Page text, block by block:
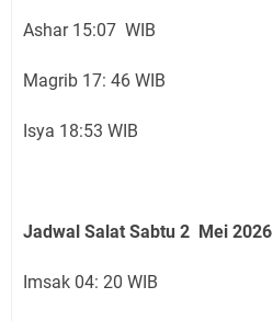
Ashar 15:07 WIB
Magrib 17: 46 WIB
Isya 18:53 WIB
Jadwal Salat Sabtu 2 Mei 2026
Imsak 04: 20 WIB